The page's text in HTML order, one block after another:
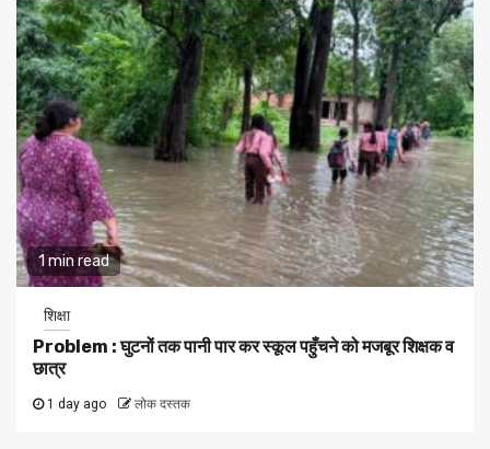
1 min read
शिक्षा
Problem : घुटनों तक पानी पार कर स्कूल पहुँचने को मजबूर शिक्षक व
छात्र
1 day ago लोक दस्तक